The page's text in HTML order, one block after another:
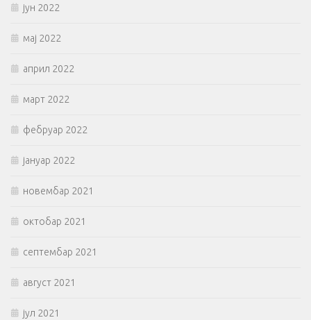
јун 2022
мај 2022
април 2022
март 2022
фебруар 2022
јануар 2022
новембар 2021
октобар 2021
септембар 2021
август 2021
јул 2021